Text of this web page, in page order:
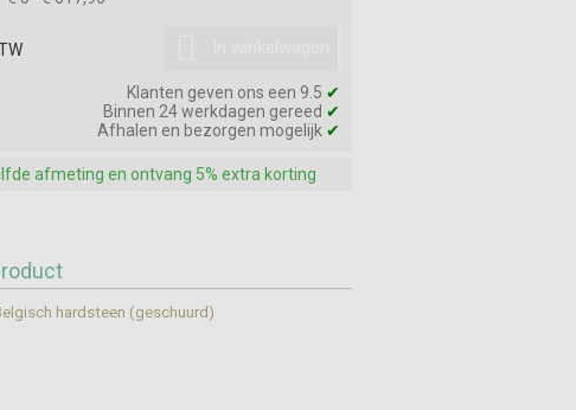
Klanten geven ons een 9.5 ✔
Binnen 24 werkdagen gereed ✔
Afhalen en bezorgen mogelijk ✔
afmeting en ontvang 5% extra korting
hardsteen (geschuurd)